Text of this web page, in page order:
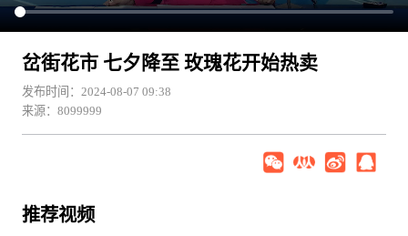
岔街花市 七夕降至 玫瑰花开始热卖
发布时间：2024-08-07 09:38
来源：8099999
推荐视频